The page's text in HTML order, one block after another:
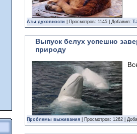
Азы духовности | Просмотров: 1145 | Добавил:
Выпуск белух успешно
природу
Проблемы выживания | Просмотров: 1262 |